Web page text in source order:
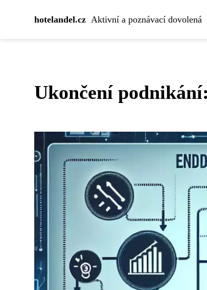
hotelandel.cz Aktivní a poznávací dovolená
Ukončení